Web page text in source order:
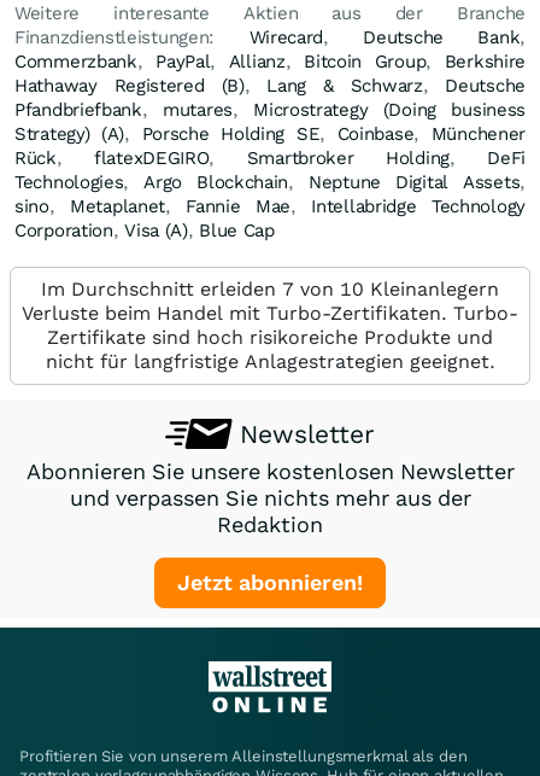
Weitere interesante Aktien aus der Branche
Finanzdienstleistungen: Wirecard, Deutsche Bank,
Commerzbank, PayPal, Allianz, Bitcoin Group, Berkshire
Hathaway Registered (B), Lang & Schwarz, Deutsche
Pfandbriefbank, mutares, Microstrategy (Doing business
Strategy) (A), Porsche Holding SE, Coinbase, Münchener
Rück,flatexDEGIRO, Smartbroker Holding, DeFi
Technologies,Argo Blockchain, Neptune Digital Assets,
sino, Metaplanet, Fannie Mae, Intellabridge Technology
Corporation,Visa (A), Blue Cap
Im Durchschnitt erleiden 7 von 10 Kleinanlegern
Verluste beim Handel mit Turbo-Zertifikaten. Turbo-
Zertifikate sind hoch risikoreiche Produkte und
nicht für langfristige Anlagestrategien geeignet.
Newsletter
Abonnieren Sie unsere kostenlosen Newsletter
und verpassen Sie nichts mehr aus der
Redaktion
Jetzt abonnieren!
Profitieren Sie von unserem Alleinstellungsmerkmal als den